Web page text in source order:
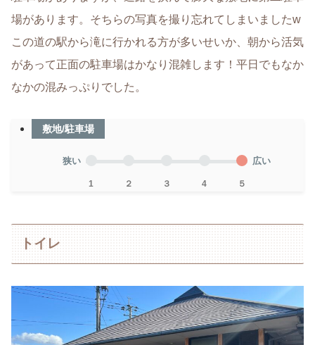
場があります。そちらの写真を撮り忘れてしまいましたw
この道の駅から滝に行かれる方が多いせいか、朝から活気
があって正面の駐車場はかなり混雑します！平日でもなか
なかの混みっぷりでした。
敷地/駐車場
狭い
1 ２ ３ 4 ５
広い
トイレ